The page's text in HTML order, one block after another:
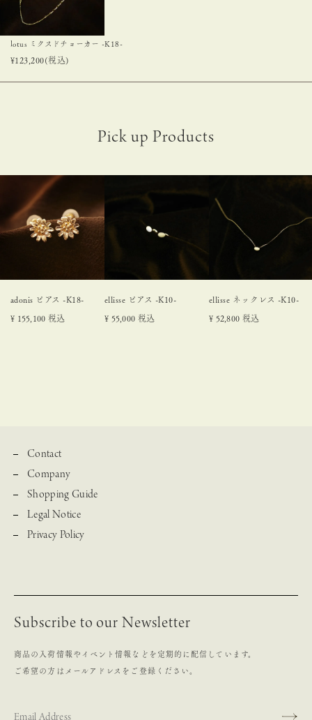
lotus ミクスドチョーカー -K18-
¥123,200(税込)
adonis ピアス -K18-
¥ 155,100 税込
ellisse ピアス -K10-
¥ 55,000 税込
ellisse ネックレス -K10-
¥ 52,800 税込
Subscribe to our Newsletter
商品の入荷情報やイベント情報などを定期的に配信しています。
ご希望の方はメールアドレスをご登録ください。
Contact
Company
Shopping Guide
Legal Notice
Privacy Policy